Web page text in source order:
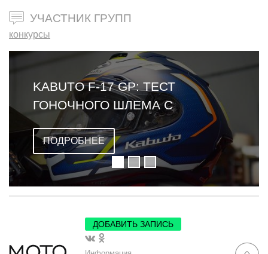
УЧАСТНИК ГРУПП
конкурсы
KABUTO F-17 GP: ТЕСТ
ГОНОЧНОГО ШЛЕМА С
ОМОЛОГАЦИЕЙ FIM
ПОДРОБНЕЕ
ДОБАВИТЬ ЗАПИСЬ